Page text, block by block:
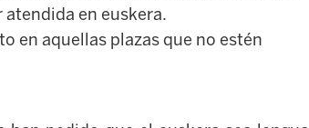
atendida en euskera.
en aquellas plazas que no estén